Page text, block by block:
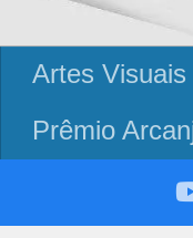
Artes
Prêmio